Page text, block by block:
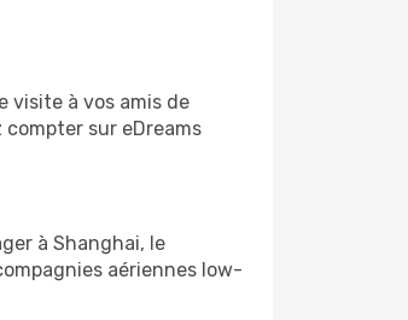
visite à vos amis de
sur eDreams
à Shanghai, le
aériennes low-